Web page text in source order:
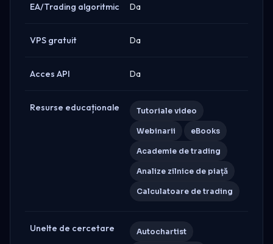
EA/Trading algoritmic Da
VPS gratuit Da
Acces API Da
Resurse educaționale Tutoriale video
Webinarii eBooks
Academie de trading
Analize zilnice de piață
Calculatoare de trading
Unelte de cercetare Autochartist